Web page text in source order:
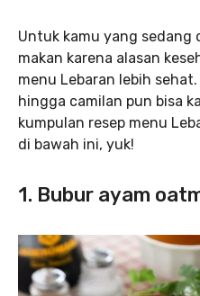
Untuk kamu yang sedang
makan karena alasan
menu Lebaran lebih
hingga camilan pun bisa
kumpulan resep menu
di bawah ini, yuk!
1. Bubur ayam